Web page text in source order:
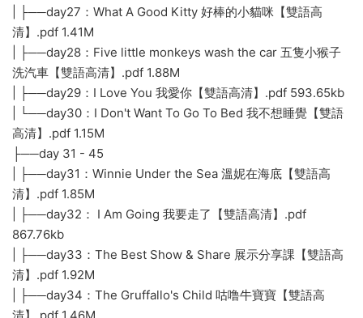
| ├──day27：What A Good Kitty 好棒的小貓咪【雙語高
清】.pdf 1.41M
| ├──day28：Five little monkeys wash the car 五隻小猴子
洗汽車【雙語高清】.pdf 1.88M
| ├──day29：I Love You 我愛你【雙語高清】.pdf 593.65kb
| └──day30：I Don't Want To Go To Bed 我不想睡覺【雙語
高清】.pdf 1.15M
├──day 31 - 45
| ├──day31：Winnie Under the Sea 溫妮在海底【雙語高
清】.pdf 1.85M
| ├──day32： I Am Going 我要走了【雙語高清】.pdf
867.76kb
| ├──day33：The Best Show & Share 展示分享課【雙語高
清】.pdf 1.92M
| ├──day34：The Gruffallo's Child 咕噜牛寶寶【雙語高
清】.pdf 1.46M